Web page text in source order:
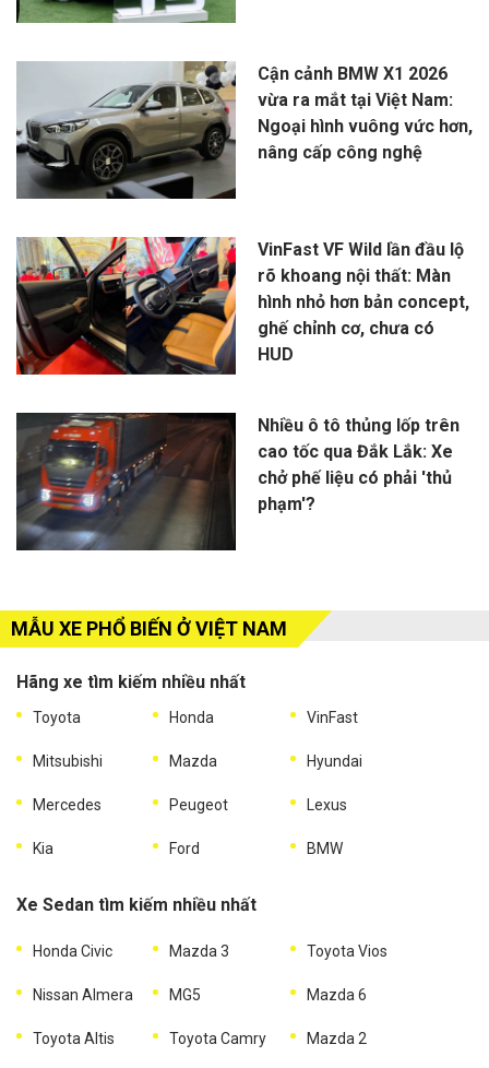
Cận cảnh BMW X1 2026
vừa ra mắt tại Việt Nam:
Ngoại hình vuông vức hơn,
nâng cấp công nghệ
VinFast VF Wild lần đầu lộ
rõ khoang nội thất: Màn
hình nhỏ hơn bản concept,
ghế chỉnh cơ, chưa có
HUD
Nhiều ô tô thủng lốp trên
cao tốc qua Đắk Lắk: Xe
chở phế liệu có phải 'thủ
phạm'?
MẪU XE PHỔ BIẾN Ở VIỆT NAM
Hãng xe tìm kiếm nhiều nhất
Toyota Honda VinFast
Mitsubishi Mazda Hyundai
Mercedes Peugeot Lexus
Kia Ford BMW
Xe Sedan tìm kiếm nhiều nhất
Honda Civic Mazda 3 Toyota Vios
Nissan Almera MG5 Mazda 6
Toyota Altis Toyota Camry Mazda 2